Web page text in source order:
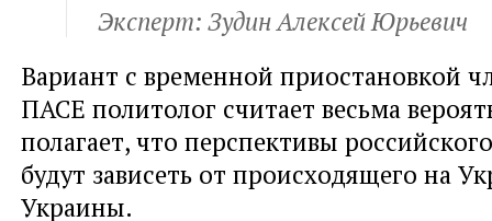
Эксперт: Зудин Алексей Юрьевич
Вариант с временной приостановкой
ПАСЕ политолог считает весьма
полагает, что перспективы
будут зависеть от происходящего на
Украины.